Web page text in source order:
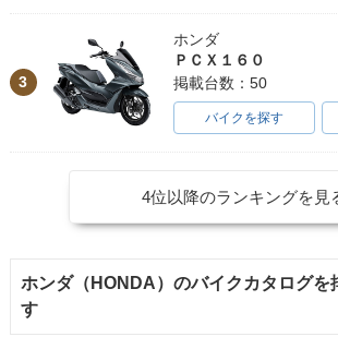
3
ホンダ
ＰＣＸ１６０
掲載台数：50
バイクを探す
4位以降のランキングを見
ホンダ（HONDA）のバイクカタログを
す